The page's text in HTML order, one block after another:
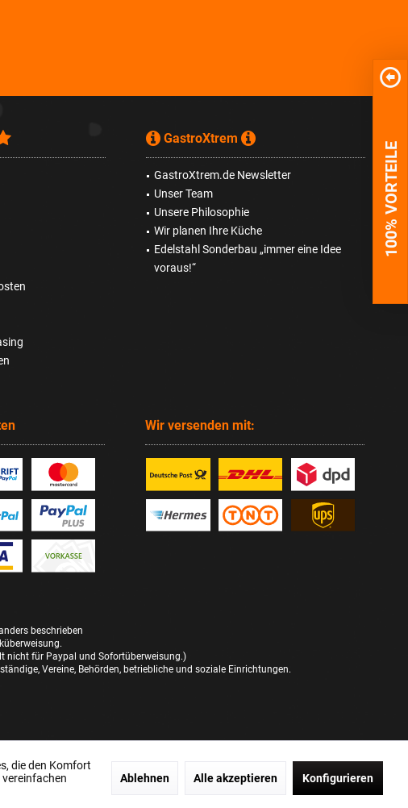
GastroXtrem
GastroXtrem.de Newsletter
Unser Team
Unsere Philosophie
Wir planen Ihre Küche
Edelstahl Sonderbau „immer eine Idee
voraus!“
Wir versenden mit:
beschrieben
nicht für Paypal und Sofortüberweisung.)
Vereine, Behörden, betriebliche und soziale Einrichtungen.
100% VORTEILE
die den Komfort
Ablehnen Alle akzeptieren Konfigurieren